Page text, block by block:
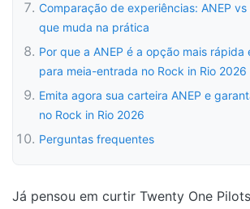
Comparação de experiências: ANEP
que muda na prática
Por que a ANEP é a opção mais rápida
para meia-entrada no Rock in Rio 2026
Emita agora sua carteira ANEP e
no Rock in Rio 2026
Perguntas frequentes
Já pensou em curtir Twenty One